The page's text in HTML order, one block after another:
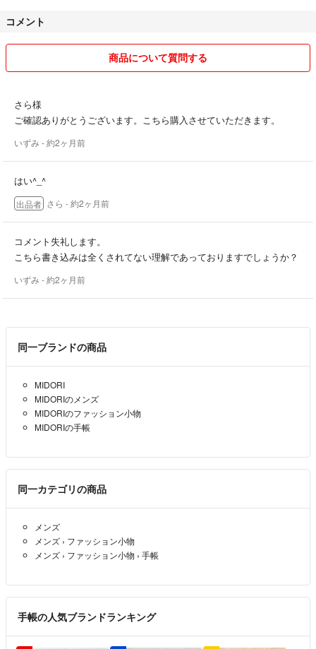
コメント
商品について質問する
さら様
ご確認ありがとうございます。こちら購入させていただきます。
いずみ- 約2ヶ月前
はい^_^
出品者 さら - 約2ヶ月前
コメント失礼します。
こちら書き込みは全くされてない理解であっておりますでしょうか？
いずみ- 約2ヶ月前
同一ブランドの商品
MIDORI
MIDORIのメンズ
MIDORIのファッション小物
MIDORIの手帳
同一カテゴリの商品
メンズ
メンズ › ファッション小物
メンズ › ファッション小物 › 手帳
手帳の人気ブランドランキング